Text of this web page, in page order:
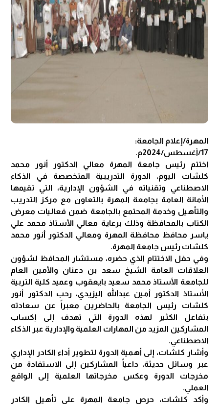
المهرة/إعلام الجامعة:
17/أغسطس/2024م.
اختتم رئيس جامعة المهرة معالي الدكتور أنور محمد
كلشات اليوم، الدورة التدريبية المتخصصة في الذكاء
الاصطناعي وتقنياته في الشؤون الإدارية، التي تقيمها
الأمانة العامة بجامعة المهرة بالتعاون مع مركز التدريب
والتأهيل وخدمة المحتمع بالجامعة ضمن فعاليات معرض
الكتاب بالمحافظة وذلك برعاية معالي الأستاذ محمد علي
ياسر محافظ محافظة المهرة ومعالي الدكتور أنور محمد
كلشات رئيس جامعة المهرة.
وفي حفل الاختتام الذي حضره، مستشار المحافظ لشؤون
العلاقات العامة الشيخ سعد بن دعنان والأمين العام
للجامعة الأستاذ محمد سعيد بايعقوب وعميد كلية التربية
الأستاذ الدكتور أمين عبدالله اليزيدي، رحب الدكتور أنور
كلشات رئيس الجامعة بالحاضرين معبراً عن سعادته
بتفاعل الكثير لهذه الدورة التي تهدف إلى إكساب
المشاركين المزيد من المهارات العلمية والإدارية عبر الذكاء
الاصطناعي.
وأشار كلشات، إلى أهمية الدورة لتطوير أداء الكادر الإداري
عبر وسائل حديثة، داعياً المشاركين إلى الاستفادة من
مخرجات الدورة وعكس مخرجاتها العلمية إلى الواقع
العملي.
وأكد كلشات، حرص جامعة المهرة على تأهيل الكادر